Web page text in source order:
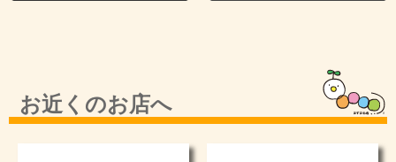
お近くのお店へ